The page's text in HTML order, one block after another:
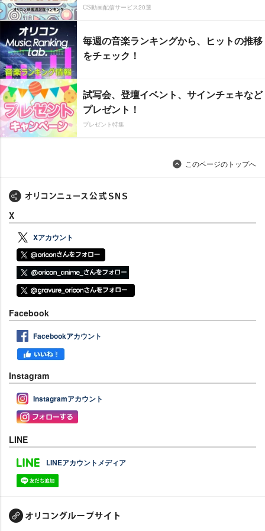
CS動画配信サービス20選
毎週の音楽ランキングから、ヒットの推移
をチェック！
試写会、登壇イベント、サインチェキなど
プレゼント！
プレゼント特集
このページのトップへ
X
Xアカウント
Facebook
Facebookアカウント
Instagram
Instagramアカウント
LINE
LINEアカウントメディア